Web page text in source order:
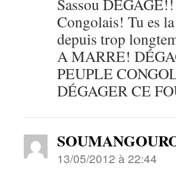
Sassou
Congolais! Tu es
depuis trop
A MARRE!
PEUPLE
DÉGAGER CE
13/05/2012 à 22:44